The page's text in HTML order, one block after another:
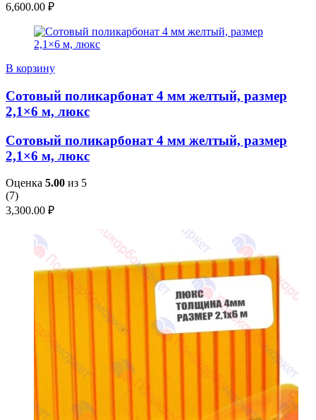
6,600.00 ₽
В корзину
Сотовый поликарбонат 4 мм желтый, размер
2,1×6 м, люкс
Сотовый поликарбонат 4 мм желтый, размер
2,1×6 м, люкс
Оценка 5.00 из 5
(7)
3,300.00 ₽